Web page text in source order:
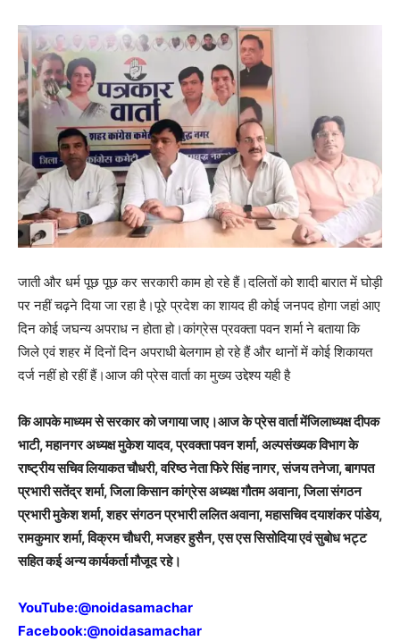
जाती और धर्म पूछ पूछ कर सरकारी काम हो रहे हैं।दलितों को शादी बारात में घोड़ी
पर नहीं चढ़ने दिया जा रहा है।पूरे प्रदेश का शायद ही कोई जनपद होगा जहां आए
दिन कोई जघन्य अपराध न होता हो।कांग्रेस प्रवक्ता पवन शर्मा ने बताया कि
जिले एवं शहर में दिनों दिन अपराधी बेलगाम हो रहे हैं और थानों में कोई शिकायत
दर्ज नहीं हो रहीं हैं।आज की प्रेस वार्ता का मुख्य उद्देश्य यही है
कि आपके माध्यम से सरकार को जगाया जाए।आज के प्रेस वार्ता मेंजिलाध्यक्ष दीपक
भाटी, महानगर अध्यक्ष मुकेश यादव, प्रवक्ता पवन शर्मा, अल्पसंख्यक विभाग के
राष्ट्रीय सचिव लियाकत चौधरी, वरिष्ठ नेता फिरे सिंह नागर, संजय तनेजा, बागपत
प्रभारी सतेंद्र शर्मा, जिला किसान कांग्रेस अध्यक्ष गौतम अवाना, जिला संगठन
प्रभारी मुकेश शर्मा, शहर संगठन प्रभारी ललित अवाना, महासचिव दयाशंकर पांडेय,
रामकुमार शर्मा, विक्रम चौधरी, मजहर हुसैन, एस एस सिसोदिया एवं सुबोध भट्ट
सहित कई अन्य कार्यकर्ता मौजूद रहे।
YouTube:@noidasamachar
Facebook:@noidasamachar